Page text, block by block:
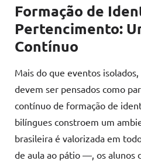
Formação de
Pertencimento:
Contínuo
Mais do que eventos
devem ser pensados como
contínuo de formação de
bilíngues constroem um
brasileira é valorizada em
de aula ao pátio —, os alunos